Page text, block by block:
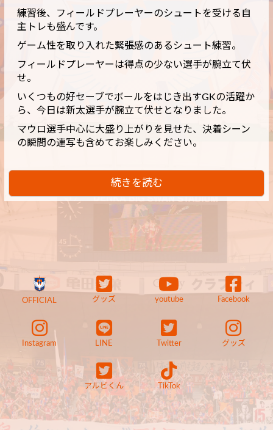
練習後、フィールドプレーヤーのシュートを受ける自
主トレも盛んです。
ゲーム性を取り入れた緊張感のあるシュート練習。
フィールドプレーヤーは得点の少ない選手が腕立て伏
せ。
いくつもの好セーブでボールをはじき出すGKの活躍か
ら、今日は新太選手が腕立て伏せとなりました。
マウロ選手中心に大盛り上がりを見せた、決着シーン
の瞬間の連写も含めてお楽しみください。
続きを読む
OFFICIAL グッズ youtube Facebook
Instagram LINE Twitter グッズ
アルビくん TikTok